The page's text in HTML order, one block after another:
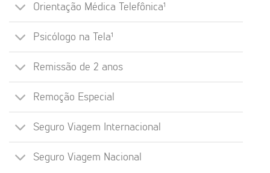
Orientação Médica Telefônica¹
Psicólogo na Tela¹
Remissão de 2 anos
Remoção Especial
Seguro Viagem Internacional
Seguro Viagem Nacional